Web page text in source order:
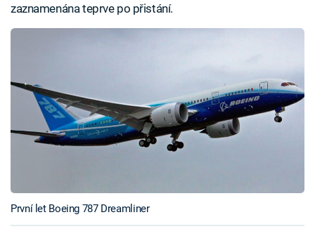
zaznamenána teprve po přistání.
První let Boeing 787 Dreamliner